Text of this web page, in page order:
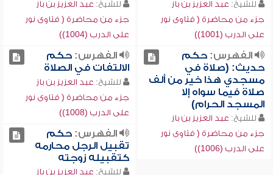
للشيخ: عبد العزيز بن باز
جزء من محاضرة ( فتاوى نور
على الدرب (1001))
للشيخ: عبد العزيز بن باز
جزء من محاضرة ( فتاوى نور
على الدرب (1004))
الفهرس:حكم
حديث: (صلاة في
مسجدي هذا خير من ألف
صلاة فيما سواه إلا
المسجد الحرام)
للشيخ: عبد العزيز بن باز
جزء من محاضرة ( فتاوى نور
على الدرب (1006))
الفهرس:حكم
الالتفات في الصلاة
للشيخ: عبد العزيز بن باز
جزء من محاضرة ( فتاوى نور
على الدرب (1008))
الفهرس:حكم
تقبيل الرجل محارمه
كتقبيله زوجته
للشيخ: عبد العزيز بن باز